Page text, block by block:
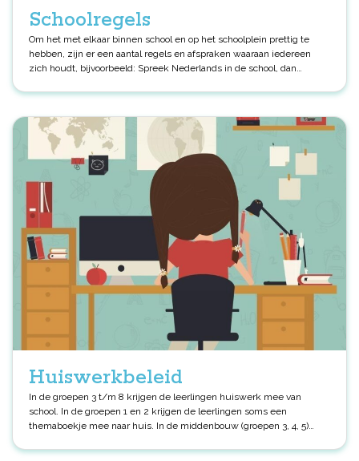
Schoolregels
Om het met elkaar binnen school en op het schoolplein prettig te
hebben, zijn er een aantal regels en afspraken waaraan iedereen
zich houdt, bijvoorbeeld: Spreek Nederlands in de school, dan
beleefd tegen elkaar. Loop in de gang. Praat netjes en rustig. De
ochtend eten we fruit en tussen de middag eten we brood in de
klas. We drinken water of melk op school. Schoolzwemmen en
gymnastiek zijn verplichte lessen. We spelen op het schoolplein. We
fietsen op straat. Als ouder kunt u meehelpen door deze regels ook
toe te passen. Veiligheidsbeleid Op school wordt er veel aandacht
besteed aan het aspect veiligheid, zowel fysieke als de sociale
veiligheid van leerlingen, ouders en personeel. Onze
preventiemedewerker Brechtje Manden draagt zorg voor het beleid
voor fysieke veiligheid en naleving daarvan. De directie draagt zorg
voor optimale arbeidsomstandigheden en heeft een RI&E gemaakt.
De preventiemedewerkers voeren de RI&E uit en hebben een plan
van aanpak opgesteld.
Huiswerkbeleid
In de groepen 3 t/m 8 krijgen de leerlingen huiswerk mee van
school. In de groepen 1 en 2 krijgen de leerlingen soms een
themaboekje mee naar huis. In de middenbouw (groepen 3, 4, 5)
leren of maken. In de bovenbouw (groepen 6, 7, 8) wordt het